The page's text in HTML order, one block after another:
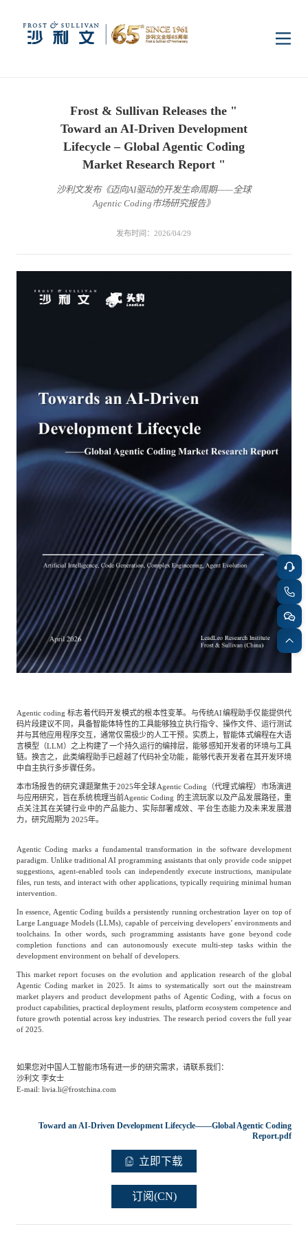
市场动态
双碳新能源 医疗与生命科学
公共服务 食品与饮料
科技、媒体和通信 金融科技
地产与物业 矿业冶炼
美容时尚 大数据与人工智能
物流与供应链 建筑科技与装饰装潢
特种新材料 文化娱乐
企业级服务 跨境电商贸易
基础设施建设 环保节能科技
教育与培训 航运及港口
母婴 农林牧渔
园林绿化 商业航空
资本市场顾问服务
媒体服务
公司介绍
中国管理团队
表现与影响
战略合作伙伴
专家委员会
沙利文中国分支机构
加入我们
Frost & Sullivan Releases the "
Toward an AI-Driven Development
Lifecycle – Global Agentic Coding
Market Research Report "
沙利文发布《迈向AI驱动的开发生命周期——全球
Agentic Coding市场研究报告》
发布时间：2026/04/29
Agentic coding 标志着代码开发模式的根本性变革。与传统AI编程助手仅能提供代
码片段建议不同，具备智能体特性的工具能够独立执行指令、操作文件、运行测试
并与其他应用程序交互，通常仅需极少的人工干预。实质上，智能体式编程在大语
言模型（LLM）之上构建了一个持久运行的编排层，能够感知开发者的环境与工具
链。换言之，此类编程助手已超越了代码补全功能，能够代表开发者在其开发环境
中自主执行多步骤任务。
本市场报告的研究课题聚焦于2025年全球Agentic Coding（代理式编程）市场演进
与应用研究，旨在系统梳理当前Agentic Coding 的主流玩家以及产品发展路径，重
点关注其在关键行业中的产品能力、实际部署成效、平台生态能力及未来发展潜
力，研究周期为 2025年。
Agentic Coding marks a fundamental transformation in the software development
paradigm. Unlike traditional AI programming assistants that only provide code snippet
suggestions, agent-enabled tools can independently execute instructions, manipulate
files, run tests, and interact with other applications, typically requiring minimal human
intervention.
In essence, Agentic Coding builds a persistently running orchestration layer on top of
Large Language Models (LLMs), capable of perceiving developers’ environments and
toolchains. In other words, such programming assistants have gone beyond code
completion functions and can autonomously execute multi-step tasks within the
development environment on behalf of developers.
This market report focuses on the evolution and application research of the global
Agentic Coding market in 2025. It aims to systematically sort out the mainstream
market players and product development paths of Agentic Coding, with a focus on
product capabilities, practical deployment results, platform ecosystem competence and
future growth potential across key industries. The research period covers the full year
of 2025.
如果您对中国人工智能市场有进一步的研究需求，请联系我们：
沙利文 李女士
E-mail: livia.li@frostchina.com
Toward an AI-Driven Development Lifecycle——Global Agentic Coding
Report.pdf
立即下载
订阅(CN)